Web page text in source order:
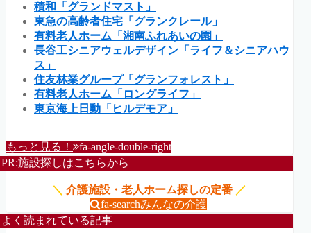
積和「グランドマスト」
東急の高齢者住宅「グランクレール」
有料老人ホーム「湘南ふれあいの園」
長谷工シニアウェルデザイン「ライフ＆シニアハウ
ス」
住友林業グループ「グランフォレスト」
有料老人ホーム「ロングライフ」
東京海上日動「ヒルデモア」
もっと見る！ fa-angle-double-right
PR:施設探しはこちらから
＼ 介護施設・老人ホーム探しの定番 ／
fa-searchみんなの介護
よく読まれている記事